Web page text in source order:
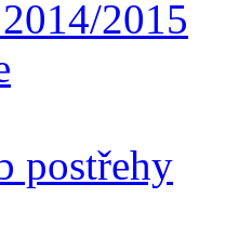
2015
postřehy